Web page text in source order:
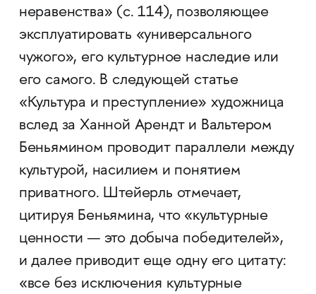
неравенства» (с. 114), позволяющее
эксплуатировать «универсального
чужого», его культурное наследие или
его самого. В следующей статье
«Культура и преступление» художница
вслед за Ханной Арендт и Вальтером
Беньямином проводит параллели между
культурой, насилием и понятием
приватного. Штейерль отмечает,
цитируя Беньямина, что «культурные
ценности — это добыча победителей»,
и далее приводит еще одну его цитату:
«все без исключения культурные